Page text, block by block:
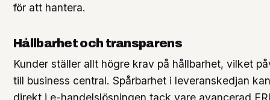
för att hantera.
Hållbarhet och transparens
Kunder ställer allt högre krav på hållbarhet, vilket
till business central. Spårbarhet i leveranskedjan
direkt i e-handelslösningen tack vare avancerad